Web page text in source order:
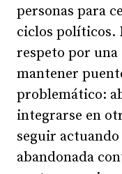
personas para
ciclos políticos.
respeto por
mantener
problemático:
integrarse en
seguir
abandonada